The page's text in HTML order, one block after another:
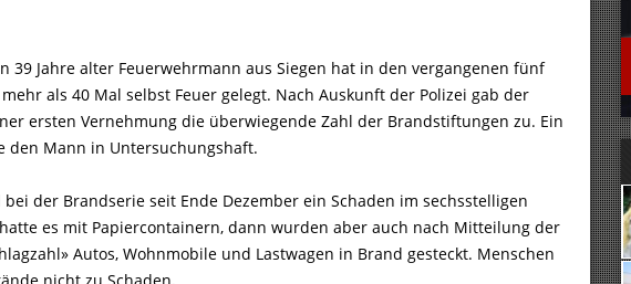
39 Jahre alter Feuerwehrmann aus Siegen hat in den vergangenen fünf
als 40 Mal selbst Feuer gelegt. Nach Auskunft der Polizei gab der
ersten Vernehmung die überwiegende Zahl der Brandstiftungen zu. Ein
den Mann in Untersuchungshaft.
der Brandserie seit Ende Dezember ein Schaden im sechsstelligen
es mit Papiercontainern, dann wurden aber auch nach Mitteilung der
Autos, Wohnmobile und Lastwagen in Brand gesteckt. Menschen